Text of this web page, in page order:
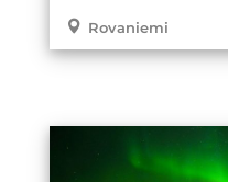
Rovaniemi